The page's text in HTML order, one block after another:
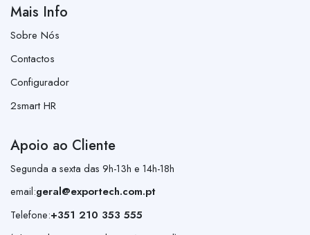
Mais Info
Sobre Nós
Contactos
Configurador
2smart HR
Apoio ao Cliente
Segunda a sexta das 9h-13h e 14h-18h
email:geral@exportech.com.pt
Telefone:+351 210 353 555